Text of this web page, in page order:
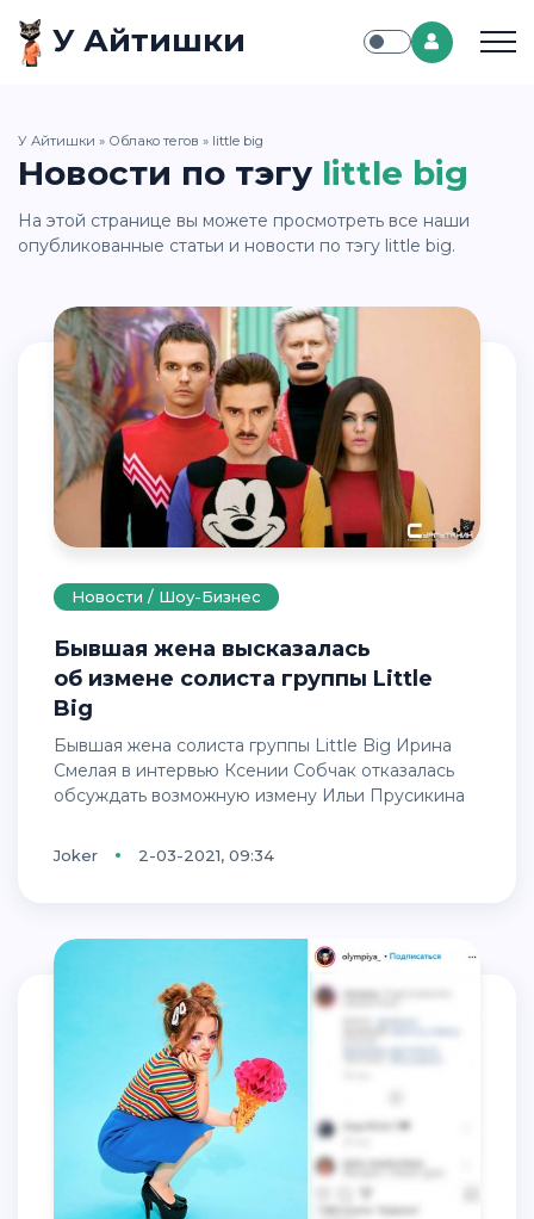
У Айтишки
У Айтишки » Облако тегов » little big
Новости по тэгу little big
На этой странице вы можете просмотреть все наши
опубликованные статьи и новости по тэгу little big.
Новости / Шоу-Бизнес
Бывшая жена высказалась
об измене солиста группы Little
Big
Бывшая жена солиста группы Little Big Ирина
Смелая в интервью Ксении Собчак отказалась
обсуждать возможную измену Ильи Прусикина
Joker 2-03-2021, 09:34